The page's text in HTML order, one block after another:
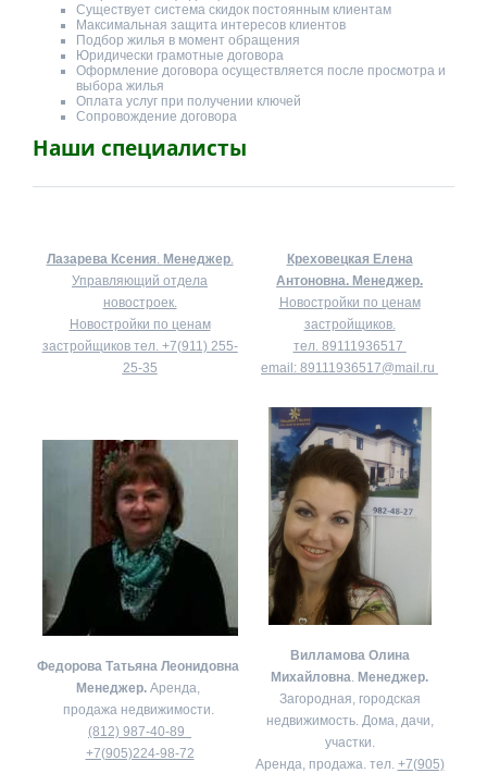
Существует система скидок постоянным клиентам
Максимальная защита интересов клиентов
Подбор жилья в момент обращения
Юридически грамотные договора
Оформление договора осуществляется после просмотра и
выбора жилья
Оплата услуг при получении ключей
Сопровождение договора
Наши специалисты
Лазарева Ксения Менеджер.
Управляющий отдела
новостроек.
Новостройки по ценам
застройщиков тел. +7(911) 255-
25-35
Креховецкая Елена
Антоновна. Менеджер.
Новостройки по ценам
застройщиков.
тел. 89111936517
email: 89111936517@mail.ru
Федорова Татьяна Леонидовна
Менеджер. Аренда,
продажа недвижимости.
(812) 987-40-89
+7(905)224-98-72
Вилламова Олина
Михайловна Менеджер.
Загородная, городская
недвижимость. Дома, дачи,
участки.
Аренда, продажа. тел. +7(905)